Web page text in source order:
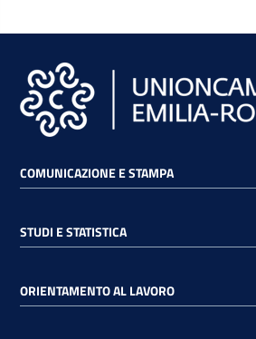
COMUNICAZIONE E STAMPA
STUDI E STATISTICA
ORIENTAMENTO AL LAVORO